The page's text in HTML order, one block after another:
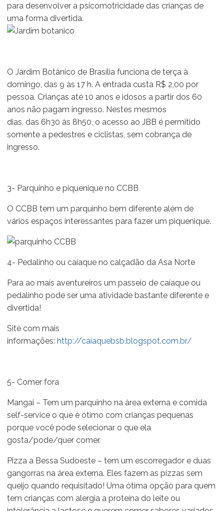
para desenvolver a psicomotricidade das crianças de
uma forma divertida.
O Jardim Botânico de Brasília funciona de terça à
domingo, das 9 às 17 h. A entrada custa R$ 2,00 por
pessoa. Crianças até 10 anos e idosos a partir dos 60
anos não pagam ingresso. Nestes mesmos
dias, das 6h30 às 8h50, o acesso ao JBB é permitido
somente a pedestres e ciclistas, sem cobrança de
ingresso.
3- Parquinho e piquenique no CCBB
O CCBB tem um parquinho bem diferente além de
vários espaços interessantes para fazer um piquenique.
4- Pedalinho ou caiaque no calçadão da Asa Norte
Para ao mais aventureiros um passeio de caiaque ou
pedalinho pode ser uma atividade bastante diferente e
divertida!
Site com mais
informações: http://caiaquebsb.blogspot.com.br/
5- Comer fora
Mangai – Tem um parquinho na área externa e comida
self-service o que é ótimo com crianças pequenas
porque você pode selecionar o que ela
gosta/pode/quer comer.
Pizza a Bessa Sudoeste – tem um escorregador e duas
gangorras na área externa. Eles fazem as pizzas sem
queijo quando requisitado! Uma ótima opção para quem
tem crianças com alergia a proteína do leite ou